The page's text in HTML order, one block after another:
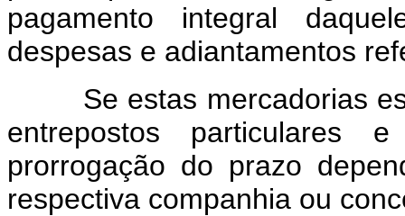
pagamento integral
despesas e adiantamentos
Se estas mercadorias
entrepostos particulares
prorrogação do prazo
respectiva companhia ou